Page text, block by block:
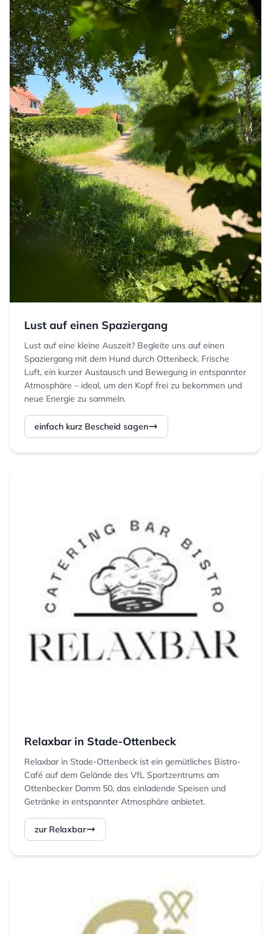
Lust auf einen Spaziergang
Lust auf eine kleine Auszeit? Begleite uns auf einen
Spaziergang mit dem Hund durch Ottenbeck. Frische
Luft, ein kurzer Austausch und Bewegung in entspannter
Atmosphäre – ideal, um den Kopf frei zu bekommen und
neue Energie zu sammeln.
einfach kurz Bescheid sagen
Relaxbar in Stade-Ottenbeck
Relaxbar in Stade-Ottenbeck ist ein gemütliches Bistro-
Café auf dem Gelände des VfL Sportzentrums am
Ottenbecker Damm 50, das einladende Speisen und
Getränke in entspannter Atmosphäre anbietet.
zur Relaxbar